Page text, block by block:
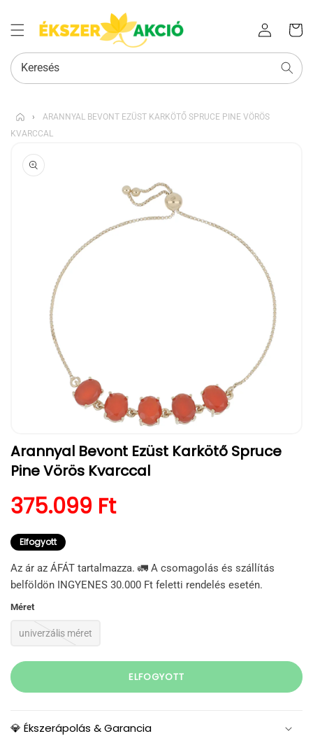
Bejelentkezés
kosara
Keresés
›
ARANNYAL BEVONT EZÜST KARKÖTŐ SPRUCE PINE VÖRÖS
KVARCCAL
UGRÁS A
TERMÉKADATOKRA
médiafájl
megnyitása
a
Arannyal Bevont Ezüst Karkötő Spruce
Pine Vörös Kvarccal
Normál ár
375.099 Ft
Elfogyott
Az ár az ÁFÁT tartalmazza. 🚛 A csomagolás és szállítás
belföldön INGYENES 30.000 Ft feletti rendelés esetén.
Méret
univerzális méret
ELFOGYOTT
💎 Ékszerápolás & Garancia